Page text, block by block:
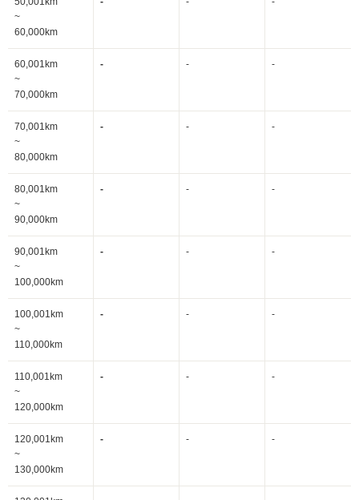
~
60,000km
60,001km
~
70,000km
- - -
70,001km
~
80,000km
- - -
80,001km
~
90,000km
- - -
90,001km
~
100,000km
- - -
100,001km
~
110,000km
- - -
110,001km
~
120,000km
- - -
120,001km
~
130,000km
- - -